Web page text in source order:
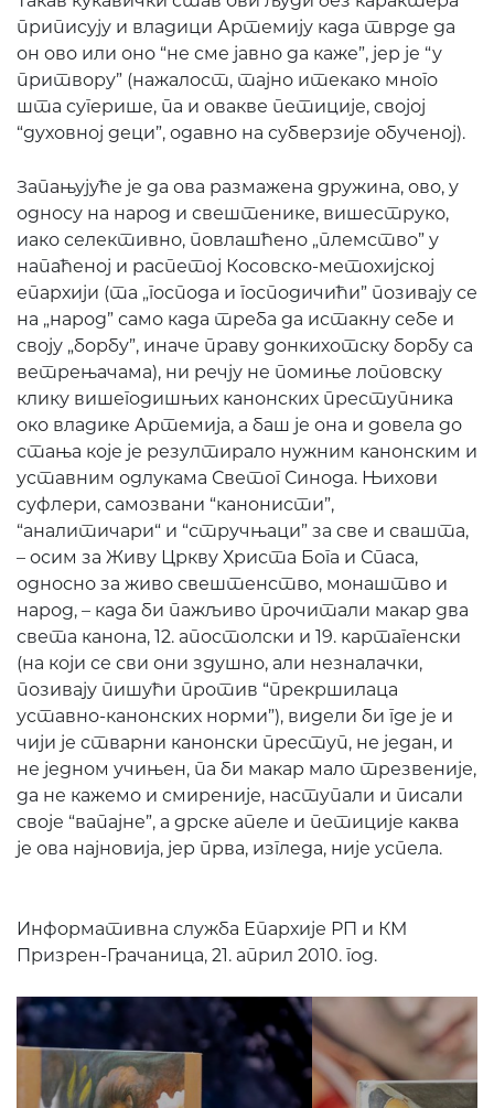
приписују и владици Артемију када тврде да
он ово или оно “не сме јавно да каже”, јер је “у
притвору” (нажалост, тајно итекако много
шта сугерише, па и овакве петиције, својој
“духовној деци”, одавно на субверзије обученој).
Запањујуће је да ова размажена дружина, ово, у
односу на народ и свештенике, вишеструко,
иако селективно, повлашћено „племство” у
напаћеној и распетој Косовско-метохијској
епархији (та „господа и господичићи” позивају се
на „народ” само када треба да истакну себе и
своју „борбу”, иначе праву донкихотску борбу са
ветрењачама), ни речју не помиње лоповску
клику вишегодишњих канонских преступника
око владике Артемија, а баш је она и довела до
стања које је резултирало нужним канонским и
уставним одлукама Светог Синода. Њихови
суфлери, самозвани “канонисти”,
“аналитичари“ и “стручњаци” за све и свашта,
– осим за Живу Цркву Христа Бога и Спаса,
односно за живо свештенство, монаштво и
народ, – када би пажљиво прочитали макар два
света канона, 12. апостолски и 19. картагенски
(на који се сви они здушно, али незналачки,
позивају пишући против “прекршилаца
уставно-канонских норми”), видели би где је и
чији је стварни канонски преступ, не један, и
не једном учињен, па би макар мало трезвеније,
да не кажемо и смиреније, наступали и писали
своје “вапајне”, а дрске апеле и петиције каква
је ова најновија, јер прва, изгледа, није успела.
Информативна служба Епархије РП и КМ
Призрен-Грачаница, 21. април 2010. год.